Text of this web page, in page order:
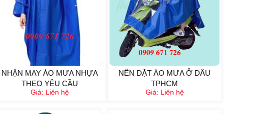
NHẬN MAY ÁO MƯA NHỰA
THEO YÊU CẦU
Giá: Liên hệ
NÊN ĐẶT ÁO MƯA Ở ĐÂU
TPHCM
Giá: Liên hệ